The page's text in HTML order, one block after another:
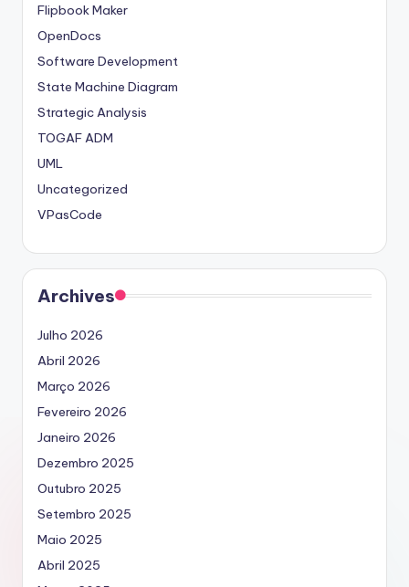
Flipbook Maker
OpenDocs
Software Development
State Machine Diagram
Strategic Analysis
TOGAF ADM
UML
Uncategorized
VPasCode
Archives
Julho 2026
Abril 2026
Março 2026
Fevereiro 2026
Janeiro 2026
Dezembro 2025
Outubro 2025
Setembro 2025
Maio 2025
Abril 2025